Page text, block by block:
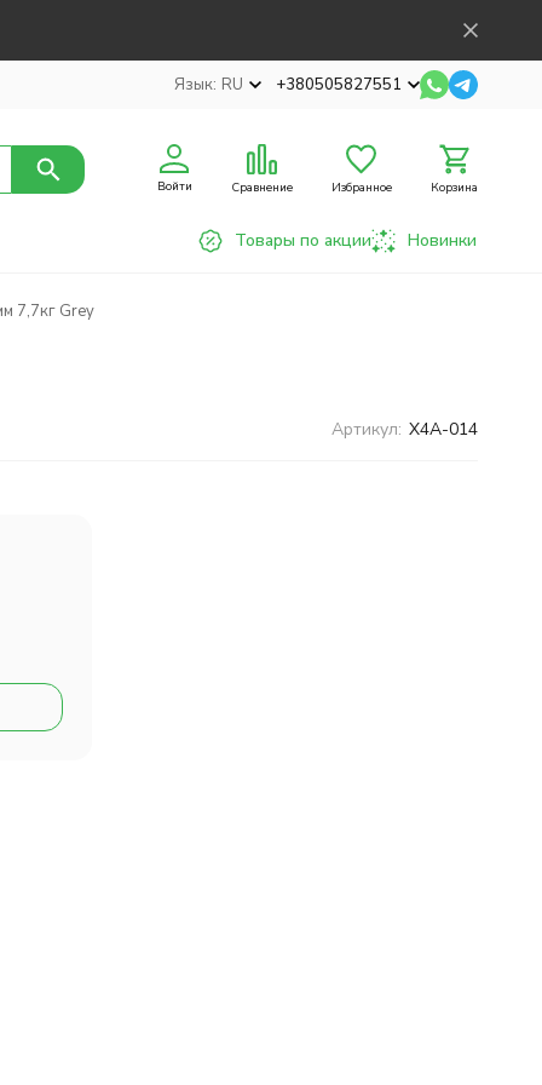
Язык: RU +380505827551
Войти Сравнение Избранное Корзина
Товары по акции Новинки
7,7кг Grey
Артикул: X4A-014